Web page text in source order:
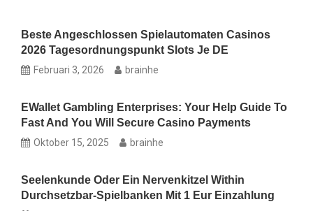
Beste Angeschlossen Spielautomaten Casinos
2026 Tagesordnungspunkt Slots Je DE
Februari 3, 2026 brainhe
EWallet Gambling Enterprises: Your Help Guide To
Fast And You Will Secure Casino Payments
Oktober 15, 2025 brainhe
Seelenkunde Oder Ein Nervenkitzel Within
Durchsetzbar-Spielbanken Mit 1 Eur Einzahlung